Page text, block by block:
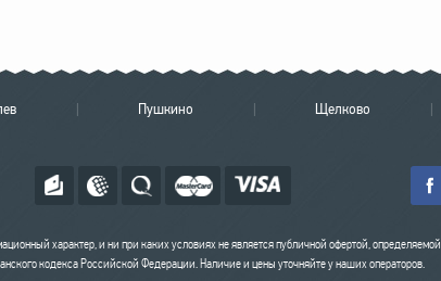
Пушкино Щелково
характер, и ни при каких условиях не является публичной офертой, определяемой
кодекса Российской Федерации. Наличие и цены уточняйте у наших операторов.